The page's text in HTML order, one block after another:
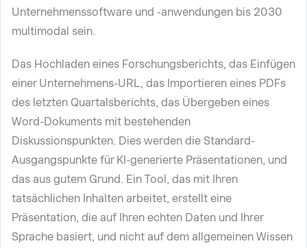
Unternehmenssoftware und -anwendungen bis 2030
multimodal sein.
Das Hochladen eines Forschungsberichts, das Einfügen
einer Unternehmens-URL, das Importieren eines PDFs
des letzten Quartalsberichts, das Übergeben eines
Word-Dokuments mit bestehenden
Diskussionspunkten. Dies werden die Standard-
Ausgangspunkte für KI-generierte Präsentationen, und
das aus gutem Grund. Ein Tool, das mit Ihren
tatsächlichen Inhalten arbeitet, erstellt eine
Präsentation, die auf Ihren echten Daten und Ihrer
Sprache basiert, und nicht auf dem allgemeinen Wissen